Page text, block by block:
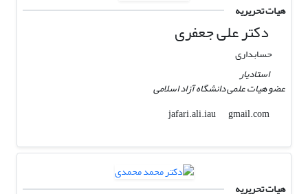
هیات تحریریه
دکتر علی جعفری
حسابداری
استادیار
عضو هیات علمی دانشگاه آزاد اسلامی
jafari.ali.iau
gmail.com
هیات تحریریه